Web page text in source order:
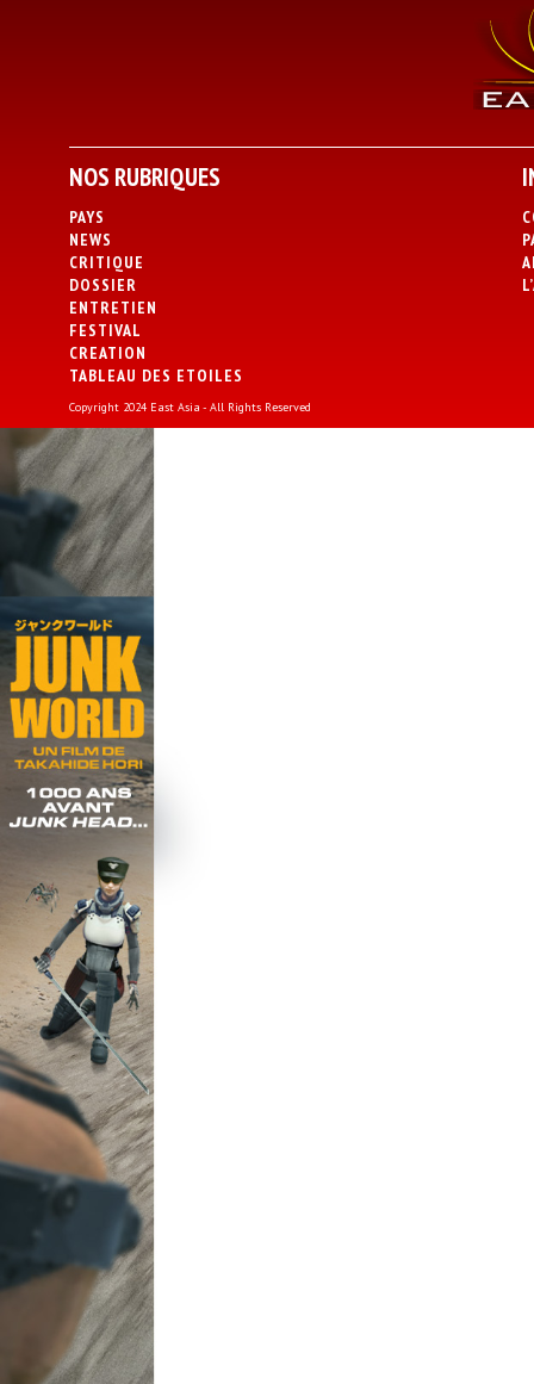
NOS RUBRIQUES
PAYS
NEWS
CRITIQUE
DOSSIER
ENTRETIEN
FESTIVAL
CREATION
TABLEAU DES ETOILES
Copyright 2024 East Asia - All Rights Reserved